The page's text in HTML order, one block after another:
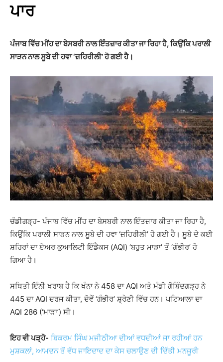
ਪਾਰ
ਪੰਜਾਬ ਵਿੱਚ ਮੀਂਹ ਦਾ ਬੇਸਬਰੀ ਨਾਲ ਇੰਤਜ਼ਾਰ ਕੀਤਾ ਜਾ ਰਿਹਾ ਹੈ, ਕਿਉਂਕਿ ਪਰਾਲੀ
ਸਾੜਨ ਨਾਲ ਸੂਬੇ ਦੀ ਹਵਾ ‘ਜ਼ਹਿਰੀਲੀ’ ਹੋ ਗਈ ਹੈ।
ਚੰਡੀਗੜ੍ਹ- ਪੰਜਾਬ ਵਿੱਚ ਮੀਂਹ ਦਾ ਬੇਸਬਰੀ ਨਾਲ ਇੰਤਜ਼ਾਰ ਕੀਤਾ ਜਾ ਰਿਹਾ ਹੈ,
ਕਿਉਂਕਿ ਪਰਾਲੀ ਸਾੜਨ ਨਾਲ ਸੂਬੇ ਦੀ ਹਵਾ ‘ਜ਼ਹਿਰੀਲੀ’ ਹੋ ਗਈ ਹੈ। ਸੂਬੇ ਦੇ ਕਈ
ਸ਼ਹਿਰਾਂ ਦਾ ਏਅਰ ਕੁਆਲਿਟੀ ਇੰਡੈਕਸ (AQI) ‘ਬਹੁਤ ਮਾੜਾ’ ਤੋਂ ‘ਗੰਭੀਰ’ ਹੋ
ਗਿਆ ਹੈ।
ਸਥਿਤੀ ਇੰਨੀ ਖਰਾਬ ਹੈ ਕਿ ਖੰਨਾ ਨੇ 458 ਦਾ AQI ਅਤੇ ਮੰਡੀ ਗੋਬਿੰਦਗੜ੍ਹ ਨੇ
445 ਦਾ AQI ਦਰਜ ਕੀਤਾ, ਦੋਵੇਂ ‘ਗੰਭੀਰ’ ਸ਼੍ਰੇਣੀ ਵਿੱਚ ਹਨ। ਪਟਿਆਲਾ ਦਾ
AQI 286 (‘ਮਾੜਾ’) ਸੀ।
ਇਹ ਵੀ ਪੜ੍ਹੋ- ਬਿਕਰਮ ਸਿੰਘ ਮਜੀਠੀਆ ਦੀਆਂ ਵਧਦੀਆਂ ਜਾ ਰਹੀਆਂ ਹਨ
ਮੁਸ਼ਕਲਾਂ, ਆਮਦਨ ਤੋਂ ਵੱਧ ਜਾਇਦਾਦ ਦਾ ਕੇਸ ਚਲਾਉਣ ਦੀ ਦਿੱਤੀ ਮਨਜ਼ੂਰੀ